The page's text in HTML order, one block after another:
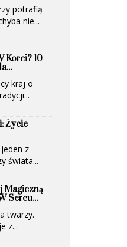
potrafią
nie...
Korei? 10
kraj o
Życie
z
świata...
Magiczną
Sercu...
twarzy.
z...